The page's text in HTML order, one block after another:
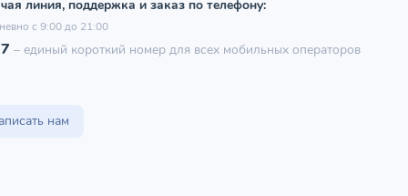
линия, поддержка и заказ по телефону:
с 9:00 до 21:00
– единый короткий номер для всех мобильных операторов
нам